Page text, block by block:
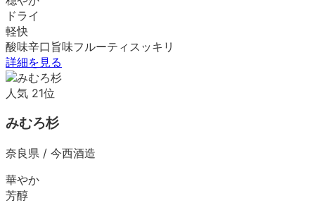
ドライ
軽快
酸味辛口 旨味フルーティ スッキリ
詳細を見る
人気 21位
みむろ杉
奈良県 / 今西酒造
華やか
芳醇